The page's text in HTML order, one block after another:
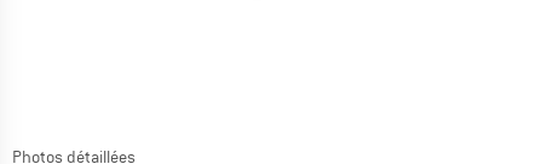
Photos détaillées